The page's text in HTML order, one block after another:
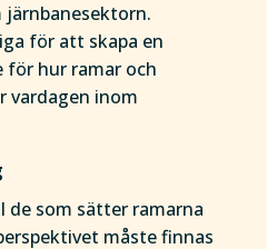
för att skapa en
för hur ramar och
vardagen inom
de som sätter ramarna
måste finnas